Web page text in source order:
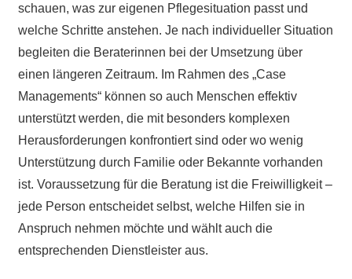
schauen, was zur eigenen Pflegesituation passt und
welche Schritte anstehen. Je nach individueller Situation
begleiten die Beraterinnen bei der Umsetzung über
einen längeren Zeitraum. Im Rahmen des „Case
Managements“ können so auch Menschen effektiv
unterstützt werden, die mit besonders komplexen
Herausforderungen konfrontiert sind oder wo wenig
Unterstützung durch Familie oder Bekannte vorhanden
ist. Voraussetzung für die Beratung ist die Freiwilligkeit –
jede Person entscheidet selbst, welche Hilfen sie in
Anspruch nehmen möchte und wählt auch die
entsprechenden Dienstleister aus.